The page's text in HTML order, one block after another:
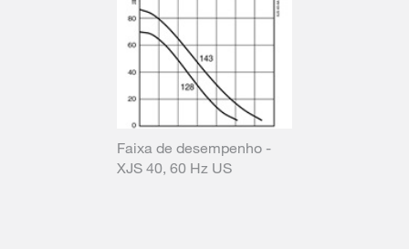
Faixa de desempenho -
XJS 40, 60 Hz US